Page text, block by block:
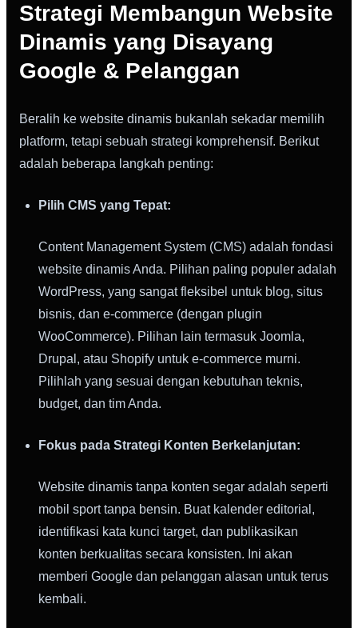
Strategi Membangun Website
Dinamis yang Disayang
Google & Pelanggan
Beralih ke website dinamis bukanlah sekadar memilih
platform, tetapi sebuah strategi komprehensif. Berikut
adalah beberapa langkah penting:
Pilih CMS yang Tepat:
Content Management System (CMS) adalah fondasi
website dinamis Anda. Pilihan paling populer adalah
WordPress, yang sangat fleksibel untuk blog, situs
bisnis, dan e-commerce (dengan plugin
WooCommerce). Pilihan lain termasuk Joomla,
Drupal, atau Shopify untuk e-commerce murni.
Pilihlah yang sesuai dengan kebutuhan teknis,
budget, dan tim Anda.
Fokus pada Strategi Konten Berkelanjutan:
Website dinamis tanpa konten segar adalah seperti
mobil sport tanpa bensin. Buat kalender editorial,
identifikasi kata kunci target, dan publikasikan
konten berkualitas secara konsisten. Ini akan
memberi Google dan pelanggan alasan untuk terus
kembali.